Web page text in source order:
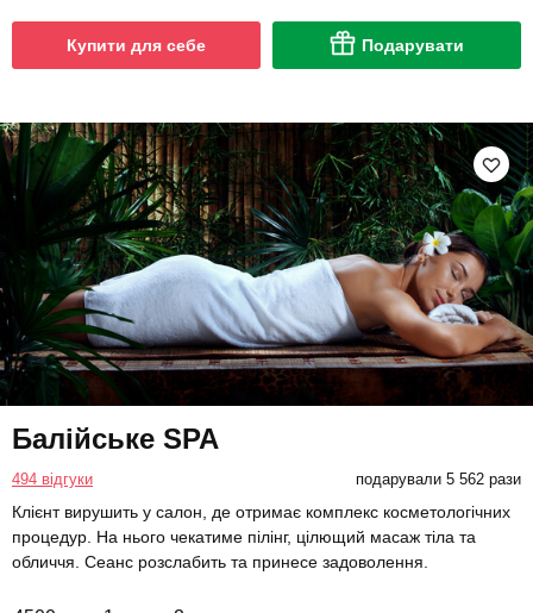
Купити для себе Подарувати
Балійське SPA
494 відгуки подарували 5 562 рази
Клієнт вирушить у салон, де отримає комплекс косметологічних
процедур. На нього чекатиме пілінг, цілющий масаж тіла та
обличчя. Сеанс розслабить та принесе задоволення.